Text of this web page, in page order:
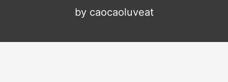
by caocaoluveat